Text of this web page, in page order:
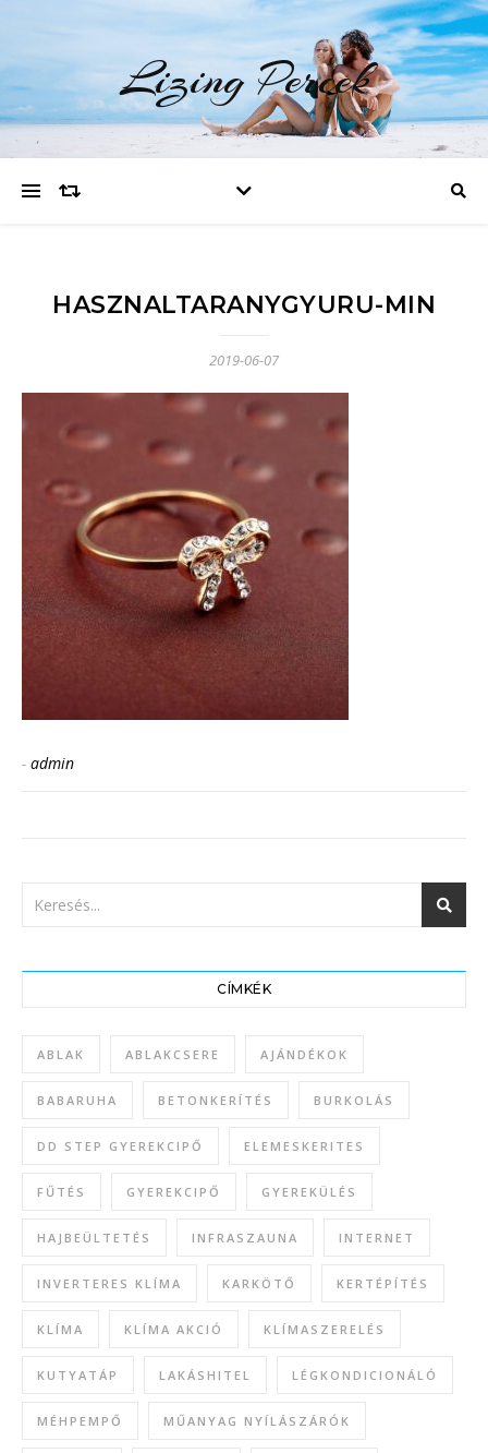
Lizing Percek
HASZNALTARANYGYURU-MIN
2019-06-07
- admin
CÍMKÉK
ABLAK ABLAKCSERE AJÁNDÉKOK
BABARUHA BETONKERÍTÉS BURKOLÁS
DD STEP GYEREKCIPŐ ELEMESKERITES
FŰTÉS GYEREKCIPŐ GYEREKÜLÉS
HAJBEÜLTETÉS INFRASZAUNA INTERNET
INVERTERES KLÍMA KARKÖTŐ KERTÉPÍTÉS
KLÍMA KLÍMA AKCIÓ KLÍMASZERELÉS
KUTYATÁP LAKÁSHITEL LÉGKONDICIONÁLÓ
MÉHPEMPŐ MŰANYAG NYÍLÁSZÁRÓK